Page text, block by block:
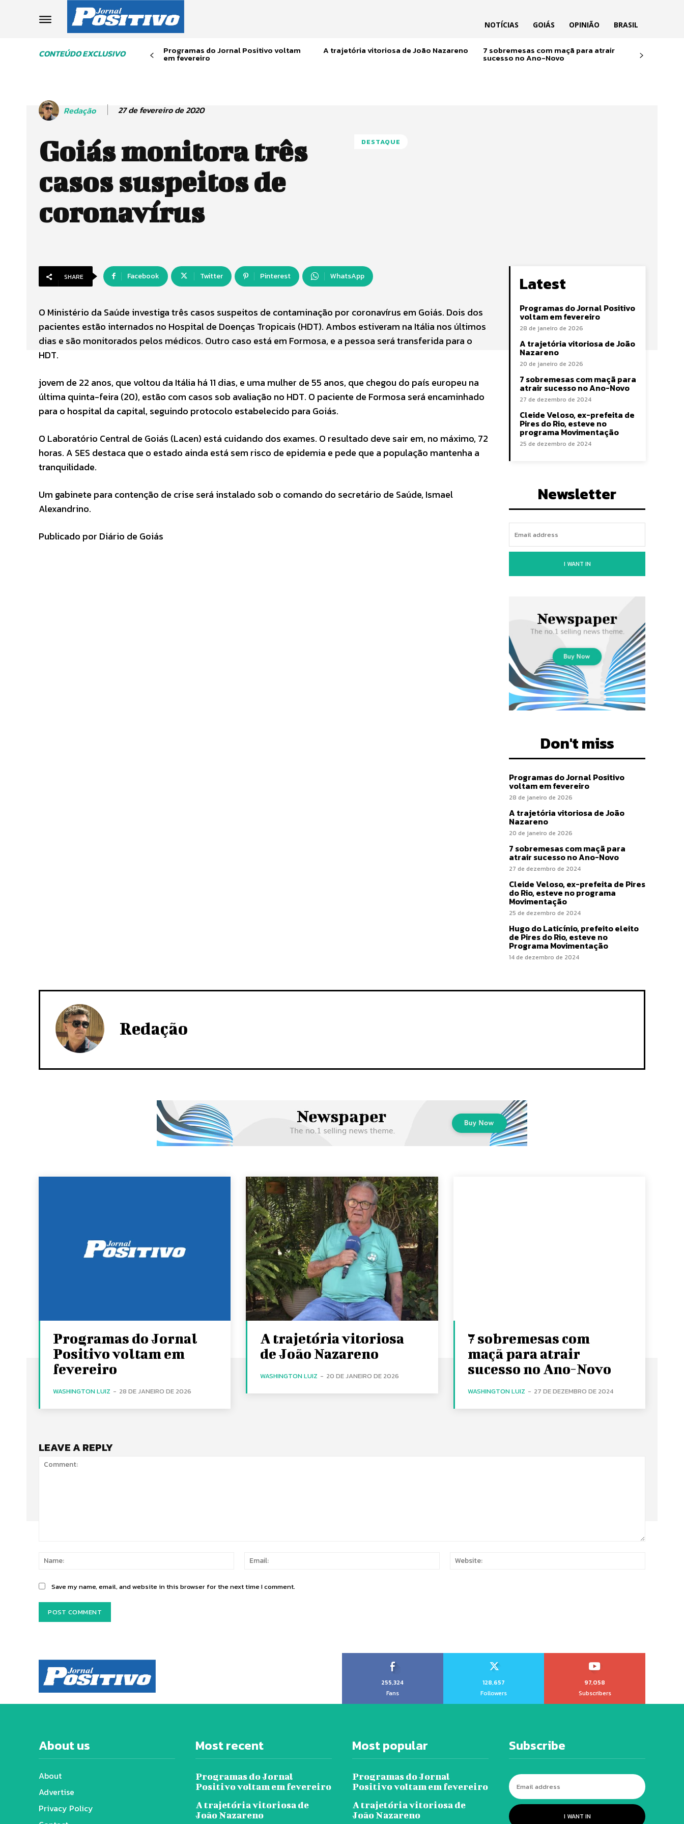
NOTÍCIAS GOIÁS OPINIÃO BRASIL
CONTEÚDO EXCLUSIVO Programas do Jornal Positivo voltam
em fevereiro
A trajetória vitoriosa de João Nazareno 7 sobremesas com maçã para atrair
sucesso no Ano-Novo
Redação 27 de fevereiro de 2020
Goiás monitora três
casos suspeitos de
coronavírus
DESTAQUE
SHARE Facebook Twitter Pinterest WhatsApp
O Ministério da Saúde investiga três casos suspeitos de contaminação por coronavírus em Goiás. Dois dos
pacientes estão internados no Hospital de Doenças Tropicais (HDT). Ambos estiveram na Itália nos últimos
dias e são monitorados pelos médicos. Outro caso está em Formosa, e a pessoa será transferida para o
HDT.
jovem de 22 anos, que voltou da Itália há 11 dias, e uma mulher de 55 anos, que chegou do país europeu na
última quinta-feira (20), estão com casos sob avaliação no HDT. O paciente de Formosa será encaminhado
para o hospital da capital, seguindo protocolo estabelecido para Goiás.
O Laboratório Central de Goiás (Lacen) está cuidando dos exames. O resultado deve sair em, no máximo, 72
horas. A SES destaca que o estado ainda está sem risco de epidemia e pede que a população mantenha a
tranquilidade.
Um gabinete para contenção de crise será instalado sob o comando do secretário de Saúde, Ismael
Alexandrino.
Publicado por Diário de Goiás
Latest
Programas do Jornal Positivo
voltam em fevereiro
28 de janeiro de 2026
A trajetória vitoriosa de João
Nazareno
20 de janeiro de 2026
7 sobremesas com maçã para
atrair sucesso no Ano-Novo
27 de dezembro de 2024
Cleide Veloso, ex-prefeita de
Pires do Rio, esteve no
programa Movimentação
25 de dezembro de 2024
Newsletter
I WANT IN
Don't miss
Programas do Jornal Positivo
voltam em fevereiro
28 de janeiro de 2026
A trajetória vitoriosa de João
Nazareno
20 de janeiro de 2026
7 sobremesas com maçã para
atrair sucesso no Ano-Novo
27 de dezembro de 2024
Cleide Veloso, ex-prefeita de Pires
do Rio, esteve no programa
Movimentação
25 de dezembro de 2024
Hugo do Laticínio, prefeito eleito
de Pires do Rio, esteve no
Programa Movimentação
14 de dezembro de 2024
Redação
Programas do Jornal
Positivo voltam em
fevereiro
WASHINGTON LUIZ - 28 DE JANEIRO DE 2026
A trajetória vitoriosa
de João Nazareno
WASHINGTON LUIZ - 20 DE JANEIRO DE 2026
7 sobremesas com
maçã para atrair
sucesso no Ano-Novo
WASHINGTON LUIZ - 27 DE DEZEMBRO DE 2024
LEAVE A REPLY
Name:
Email:
Save my name, email, and website in this browser for the next time I comment.
255,324
Fans
128,657
Followers
97,058
Subscribers
About us
About
Advertise
Privacy Policy
Most recent
Programas do Jornal
Positivo voltam em fevereiro
A trajetória vitoriosa de
João Nazareno
Most popular
Programas do Jornal
Positivo voltam em fevereiro
A trajetória vitoriosa de
João Nazareno
Subscribe
I WANT IN